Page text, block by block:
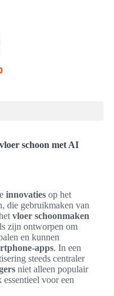
schoon met AI
innovaties op het
die gebruikmaken van
vloer schoonmaken
zijn ontworpen om
en kunnen
apps. In een
steeds centraler
niet alleen populair
voor een